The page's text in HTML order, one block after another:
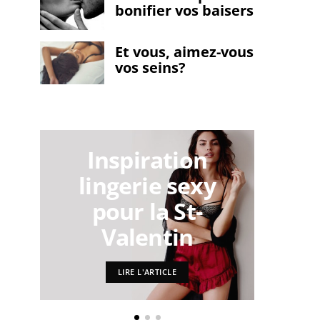
bonifier vos baisers
Et vous, aimez-vous
vos seins?
Inspiration
lingerie sexy
pour la St-
Valentin
LIRE L'ARTICLE